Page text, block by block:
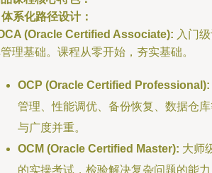
体系化路径设计：
(Oracle Certified Associate): 入门
理基础。课程从零开始，夯实基础。
OCP (Oracle Certified Professional):
管理、性能调优、备份恢复、数据仓
与广度并重。
OCM (Oracle Certified Master): 大师
的实操考试，检验解决复杂问题的能